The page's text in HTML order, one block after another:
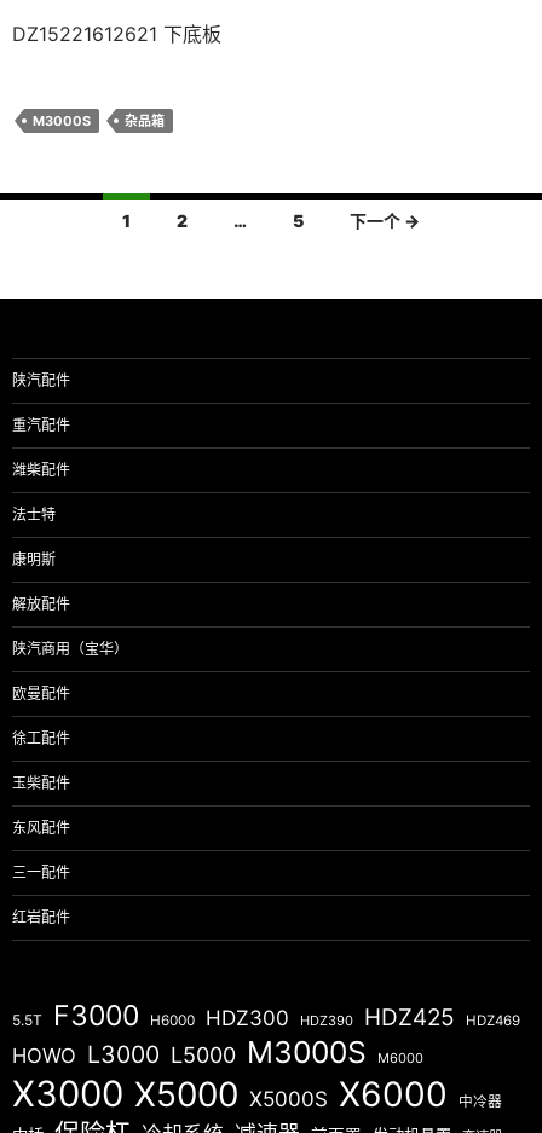
DZ15221612621 下底板
M3000S 杂品箱
导
1 2 … 5 下一个 →
陕汽配件
重汽配件
潍柴配件
法士特
康明斯
解放配件
陕汽商用（宝华）
欧曼配件
徐工配件
玉柴配件
东风配件
三一配件
红岩配件
5.5T F3000 H6000 HDZ300 HDZ390 HDZ425 HDZ469
HOWO L3000 L5000 M3000S M6000
X3000 X5000 X5000S X6000 中冷器